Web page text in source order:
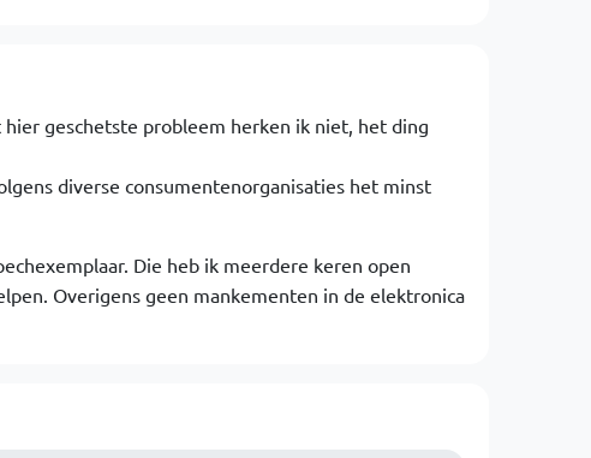
geschetste probleem herken ik niet, het ding
diverse consumentenorganisaties het minst
Die heb ik meerdere keren open
Overigens geen mankementen in de elektronica